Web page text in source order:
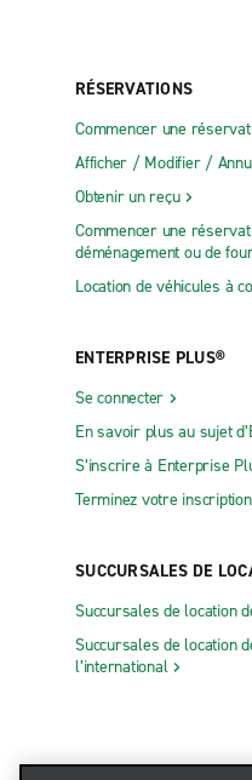
RÉSERVATIONS
Commencer une
Afficher / Modifier /
Obtenir un reçu
Commencer une
déménagement ou de
Location de véhicules à
ENTERPRISE PLUS®
Se connecter
En savoir plus au sujet
S’inscrire à Enterprise
Terminez votre inscription
SUCCURSALES DE
Succursales de location
Succursales de location
l’international